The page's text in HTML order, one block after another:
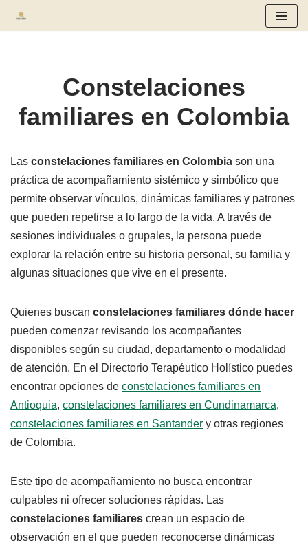
Constelaciones
familiares en Colombia
Las constelaciones familiares en Colombia son una
práctica de acompañamiento sistémico y simbólico que
permite observar vínculos, dinámicas familiares y patrones
que pueden repetirse a lo largo de la vida. A través de
sesiones individuales o grupales, la persona puede
explorar la relación entre su historia personal, su familia y
algunas situaciones que vive en el presente.
Quienes buscan constelaciones familiares dónde hacer
pueden comenzar revisando los acompañantes
disponibles según su ciudad, departamento o modalidad
de atención. En el Directorio Terapéutico Holístico puedes
encontrar opciones de constelaciones familiares en
Antioquia, constelaciones familiares en Cundinamarca,
constelaciones familiares en Santander y otras regiones
de Colombia.
Este tipo de acompañamiento no busca encontrar
culpables ni ofrecer soluciones rápidas. Las
constelaciones familiares crean un espacio de
observación en el que pueden reconocerse dinámicas